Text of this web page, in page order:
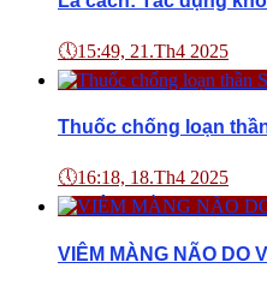
🕔15:49, 21.Th4 2025
Thuốc chống loạn
🕔16:18, 18.Th4 2025
VIÊM MÀNG NÃO DO